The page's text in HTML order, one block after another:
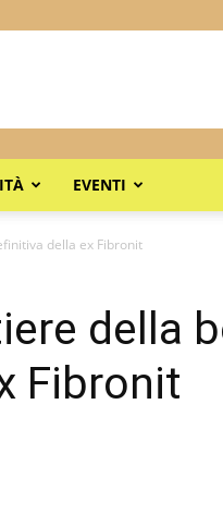
EVENTI
della ex Fibronit
della
Fibronit